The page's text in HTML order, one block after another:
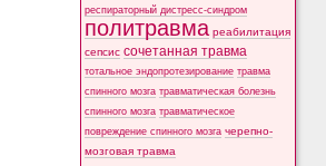
респираторный дистресс-синдром
политравма реабилитация
сепсис сочетанная травма
тотальное эндопротезирование травма
спинного мозга травматическая болезнь
спинного мозга травматическое
повреждение спинного мозга черепно-
мозговая травма